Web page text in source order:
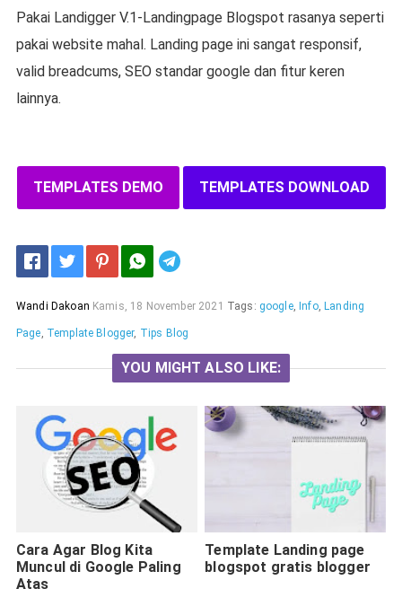
Pakai Landigger V.1-Landingpage Blogspot rasanya seperti
pakai website mahal. Landing page ini sangat responsif,
valid breadcums, SEO standar google dan fitur keren
lainnya.
TEMPLATES DEMO TEMPLATES DOWNLOAD
Wandi Dakoan Kamis, 18 November 2021 Tags: google,Info,Landing
Page Template Blogger, Tips Blog
YOU MIGHT ALSO LIKE:
Cara Agar Blog Kita
Muncul di Google Paling
Atas
Template Landing page
blogspot gratis blogger